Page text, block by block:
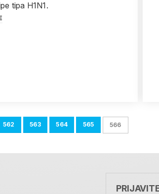
tipa H1N1.
562 563 564 565 566